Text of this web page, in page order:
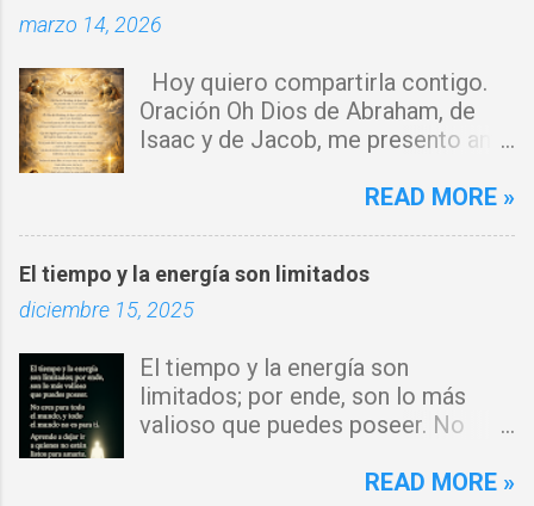
i
s
marzo 14, 2026
Hoy quiero compartirla contigo.
Oración Oh Dios de Abraham, de
Isaac y de Jacob, me presento ante
por donde haya entrado la maldad.
Que tus ángeles guerreros cuiden
mi hogar y que el fuego del Espíritu
alrededor. Por el poder del Cordero
de Dios, rompo cadenas, destruyo
amarres y anulo toda palabra de
envidia o depresión, envíala al
READ MORE »
El tiempo y la energía son limitados
diciembre 15, 2025
El tiempo y la energía son
limitados; por ende, son lo más
valioso que puedes poseer. No
mundo no es para ti. Aprende a
READ MORE »